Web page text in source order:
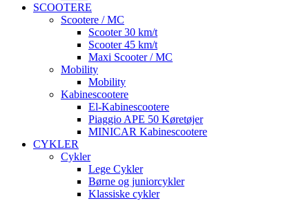
SCOOTERE
Scootere / MC
Scooter 30 km/t
Scooter 45 km/t
Maxi Scooter / MC
Mobility
Mobility
Kabinescootere
El-Kabinescootere
Piaggio APE 50 Køretøjer
MINICAR Kabinescootere
CYKLER
Cykler
Lege Cykler
Børne og juniorcykler
Klassiske cykler